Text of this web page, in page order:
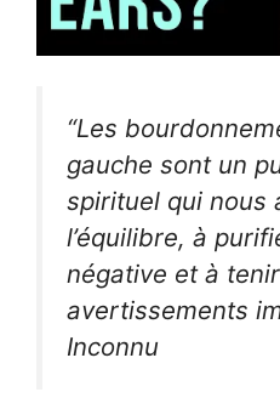
“Les
gauche sont un
spirituel qui nous
l’équilibre, à
négative et à
avertissements
Inconnu